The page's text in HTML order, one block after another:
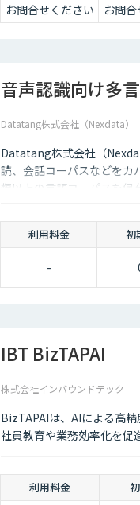
お問合せください お問
音声認識向け多
Datatang株式会社（Nexdata）
Datatang株式会社（
読、会話コーパスなどをカ
類以上の言語コーパスを保
利用料金 初
-
IBT BizTAPAI
株式会社インバウンドテック
BizTAPAIは、AIによる高精
社員教育や業務効率化を促
利用料金